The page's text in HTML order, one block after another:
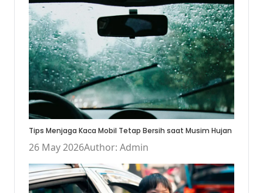
Tips Menjaga Kaca Mobil Tetap Bersih saat Musim Hujan
26 May 2026Author: Admin